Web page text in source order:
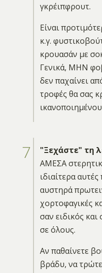
γκρέιπφρουτ.
Είναι
κ.γ.
κρουασάν με
Γενικά, ΜΗΝ
δεν παχαίνει
τροφές θα σας
"Ξεχάστε" τη
ΑΜΕΣΑ
ιδιαίτερα
αυστηρά
χορτοφαγικές
σαν ειδικός
σε όλους.
Αν παθαίνετε
βράδυ, να